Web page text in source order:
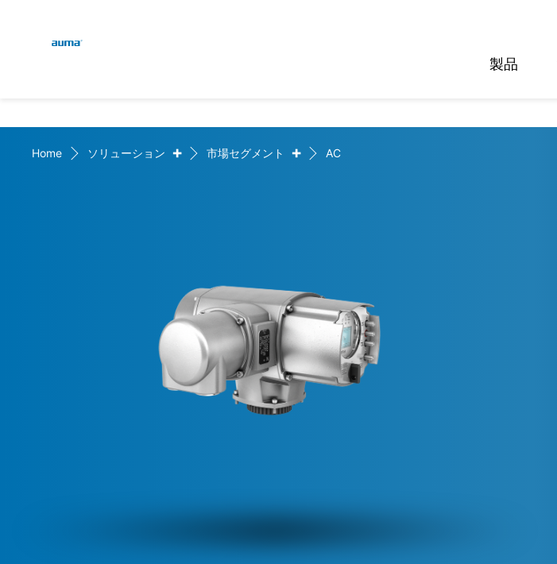
製品
ヨーロッパ
Deutsch
Home ソリューション + 市場セグメント + AC